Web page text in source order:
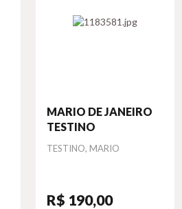
MARIO DE JANEIRO
TESTINO
Autor
TESTINO, MARIO
R$ 190,00